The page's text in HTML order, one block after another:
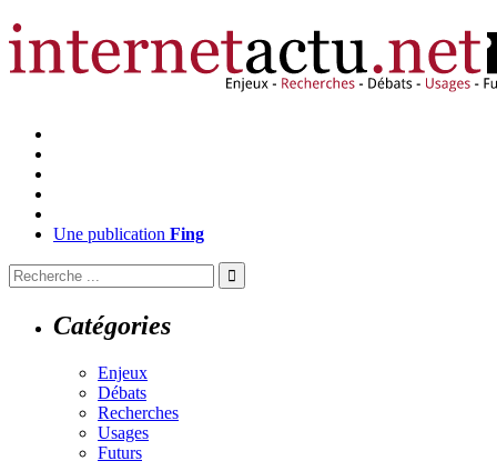
Une publication Fing
Catégories
Enjeux
Débats
Recherches
Usages
Futurs